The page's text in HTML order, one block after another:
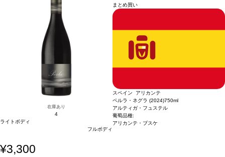
在庫あり
4
ライトボディ
フルボディ
まとめ買い
スペイン アリカンテ
ペルラ・ネグラ (2024)750ml
アルティガ・フュステル
葡萄品種:
アリカンテ・ブスケ
¥3,300